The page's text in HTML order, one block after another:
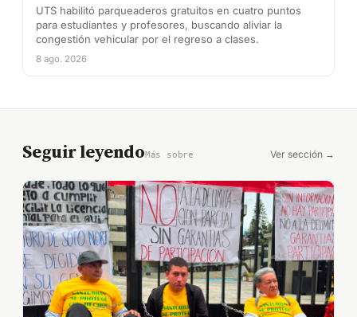
UTS habilitó parqueaderos gratuitos en cuatro puntos
para estudiantes y profesores, buscando aliviar la
congestión vehicular por el regreso a clases.
8 ago. 2026
Seguir leyendoMás sobre Ver sección →